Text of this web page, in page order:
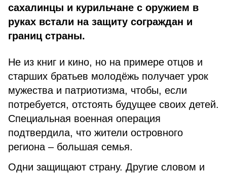
сахалинцы и курильчане с оружием в
руках встали на защиту сограждан и
границ страны.
Не из книг и кино, но на примере отцов и
старших братьев молодёжь получает урок
мужества и патриотизма, чтобы, если
потребуется, отстоять будущее своих детей.
Специальная военная операция
подтвердила, что жители островного
региона – большая семья.
Одни защищают страну. Другие словом и